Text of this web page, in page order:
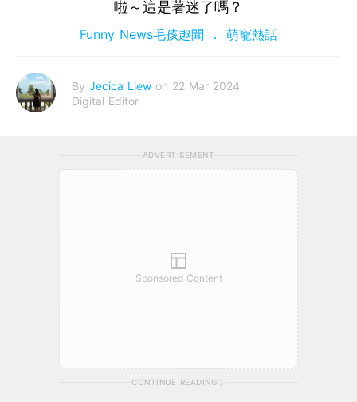
啦～這是著迷了嗎？
Funny News毛孩趣聞 萌寵熱話
By Jecica Liew on 22 Mar 2024
Digital Editor
ADVERTISEMENT
Sponsored Content
CONTINUE READING